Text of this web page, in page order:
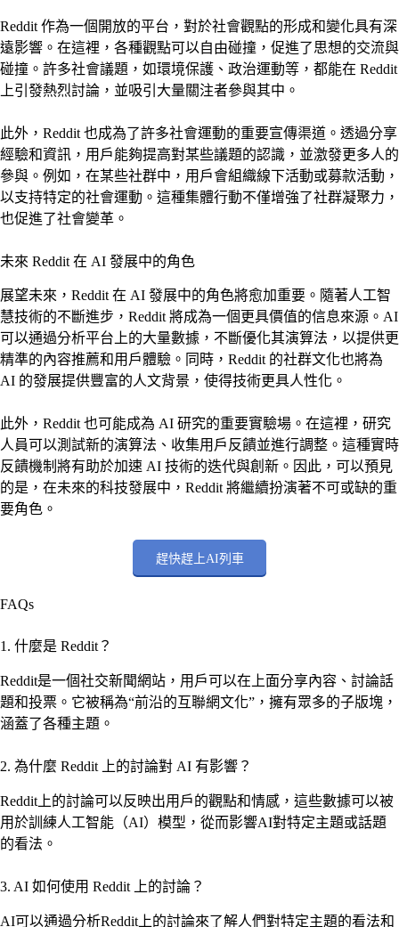
Reddit 作為一個開放的平台，對於社會觀點的形成和變化具有深
遠影響。在這裡，各種觀點可以自由碰撞，促進了思想的交流與
碰撞。許多社會議題，如環境保護、政治運動等，都能在 Reddit
上引發熱烈討論，並吸引大量關注者參與其中。
此外，Reddit 也成為了許多社會運動的重要宣傳渠道。透過分享
經驗和資訊，用戶能夠提高對某些議題的認識，並激發更多人的
參與。例如，在某些社群中，用戶會組織線下活動或募款活動，
以支持特定的社會運動。這種集體行動不僅增強了社群凝聚力，
也促進了社會變革。
未來 Reddit 在 AI 發展中的角色
展望未來，Reddit 在 AI 發展中的角色將愈加重要。隨著人工智
慧技術的不斷進步，Reddit 將成為一個更具價值的信息來源。AI
可以通過分析平台上的大量數據，不斷優化其演算法，以提供更
精準的內容推薦和用戶體驗。同時，Reddit 的社群文化也將為
AI 的發展提供豐富的人文背景，使得技術更具人性化。
此外，Reddit 也可能成為 AI 研究的重要實驗場。在這裡，研究
人員可以測試新的演算法、收集用戶反饋並進行調整。這種實時
反饋機制將有助於加速 AI 技術的迭代與創新。因此，可以預見
的是，在未來的科技發展中，Reddit 將繼續扮演著不可或缺的重
要角色。
趕快趕上AI列車
FAQs
1. 什麼是 Reddit？
Reddit是一個社交新聞網站，用戶可以在上面分享內容、討論話
題和投票。它被稱為“前沿的互聯網文化”，擁有眾多的子版塊，
涵蓋了各種主題。
2. 為什麼 Reddit 上的討論對 AI 有影響？
Reddit上的討論可以反映出用戶的觀點和情感，這些數據可以被
用於訓練人工智能（AI）模型，從而影響AI對特定主題或話題
的看法。
3. AI 如何使用 Reddit 上的討論？
AI可以通過分析Reddit上的討論來了解人們對特定主題的看法和